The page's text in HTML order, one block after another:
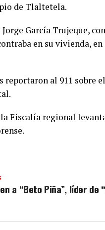
de Tlaltetela.
García Trujeque,
en su vivienda, en
al 911 sobre
Fiscalía regional
a “Beto Piña”, líder de